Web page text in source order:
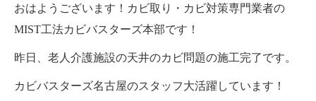
おはようございます！カビ取り・カビ対策専門業者の
MIST工法カビバスターズ本部です！
昨日、老人介護施設の天井のカビ問題の施工完了です。
カビバスターズ名古屋のスタッフ大活躍しています！